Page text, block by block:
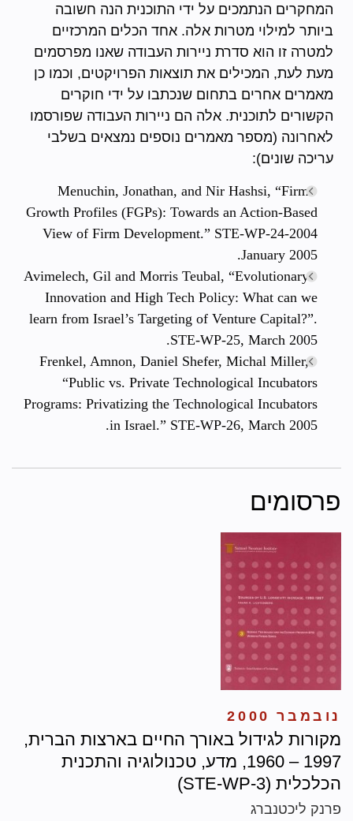
המחקרים הנתמכים על ידי התוכנית הנה חשובה
ביותר למילוי מטרות אלה. אחד הכלים המרכזיים
למטרה זו הוא סדרת ניירות העבודה שאנו מפרסמים
מעת לעת, המכילים את תוצאות הפרויקטים, וכמו כן
מאמרים אחרים בתחום שנכתבו על ידי חוקרים
הקשורים לתוכנית. אלה הם ניירות העבודה שפורסמו
לאחרונה (מספר מאמרים נוספים נמצאים בשלבי
עריכה שונים):
· Menuchin, Jonathan, and Nir Hashsi, “Firm
Growth Profiles (FGPs): Towards an Action-Based
View of Firm Development.” STE-WP-24-2004
January 2005.
· Avimelech, Gil and Morris Teubal, “Evolutionary
Innovation and High Tech Policy: What can we
learn from Israel’s Targeting of Venture Capital?”.
STE-WP-25, March 2005.
· Frenkel, Amnon, Daniel Shefer, Michal Miller,
“Public vs. Private Technological Incubators
Programs: Privatizing the Technological Incubators
in Israel.” STE-WP-26, March 2005.
פרסומים
נובמבר 2000
מקורות לגידול באורך החיים בארצות הברית,
1997 – 1960, מדע, טכנולוגיה והתכנית
הכלכלית (STE-WP-3)
פרנק ליכטנברג